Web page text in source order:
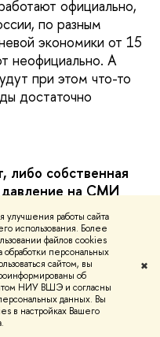
работы сайта
использования. Более
файлов cookies
обработки персональных
сайтом, вы
об
НИУ ВШЭ и согласны
данных. Вы
в настройках Вашего
✖
официально,
по разным
экономики от 15
неофициально. А
при этом что-то
достаточно
либо собственная
давление на СМИ
неравенство
для россиян
СМИ
почему в России нет